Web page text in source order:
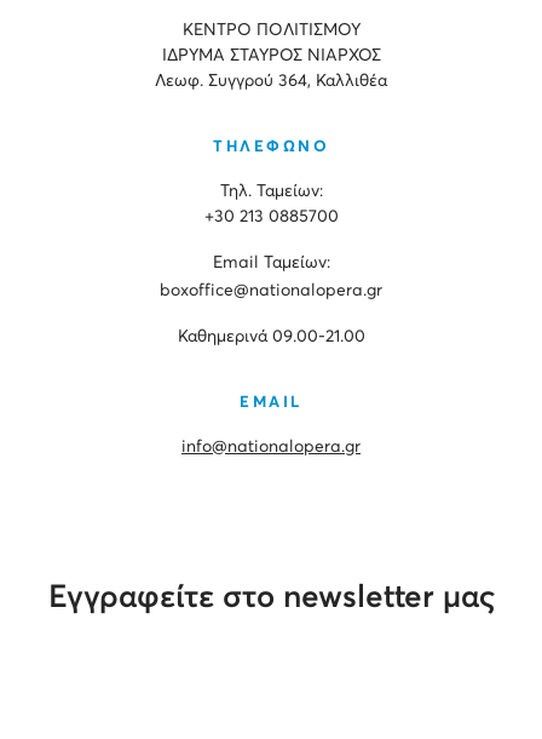
ΚΕΝΤΡΟ ΠΟΛΙΤΙΣΜΟΥ
ΙΔΡΥΜΑ ΣΤΑΥΡΟΣ ΝΙΑΡΧΟΣ
Λεωφ. Συγγρού 364, Καλλιθέα
ΤΗΛΕΦΩΝΟ
Τηλ. Ταμείων:
+30 213 0885700
Εmail Ταμείων:
boxoffice@nationalopera.gr
Καθημερινά 09.00-21.00
EMAIL
info@nationalopera.gr
Εγγραφείτε στο newsletter μας